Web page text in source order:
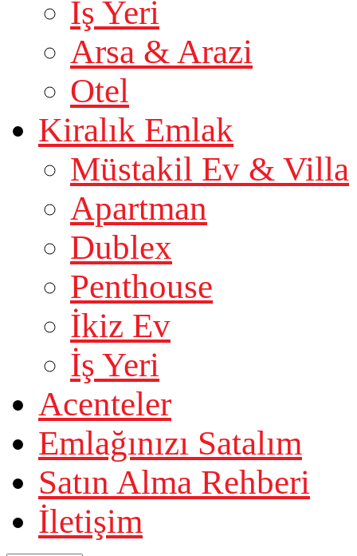
İş Yeri
Arsa & Arazi
Otel
Kiralık Emlak
Müstakil Ev & Villa
Apartman
Dublex
Penthouse
İkiz Ev
İş Yeri
Acenteler
Emlağınızı Satalım
Satın Alma Rehberi
İletişim